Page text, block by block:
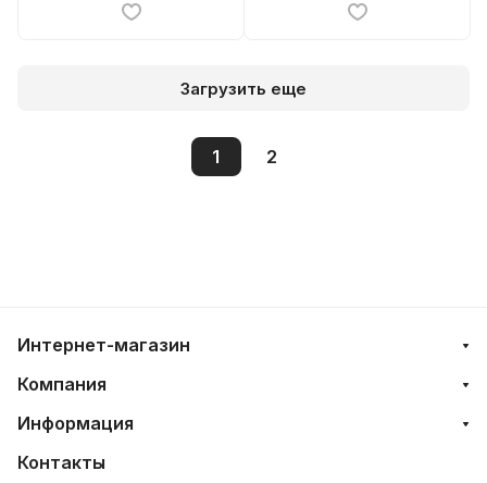
Загрузить еще
1 2
Интернет-магазин
Компания
Информация
Контакты